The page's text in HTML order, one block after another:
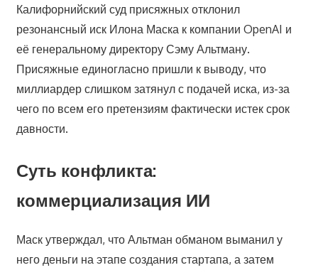
Калифорнийский суд присяжных отклонил
резонансный иск Илона Маска к компании OpenAI и
её генеральному директору Сэму Альтману.
Присяжные единогласно пришли к выводу, что
миллиардер слишком затянул с подачей иска, из-за
чего по всем его претензиям фактически истек срок
давности.
Суть конфликта:
коммерциализация ИИ
Маск утверждал, что Альтман обманом выманил у
него деньги на этапе создания стартапа, а затем